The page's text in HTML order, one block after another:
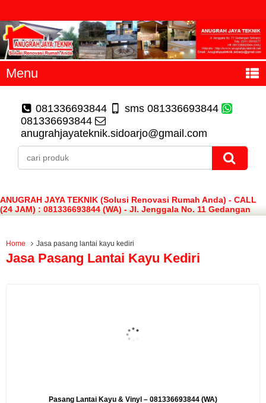
Menu
081336693844
sms 081336693844
081336693844
anugrahjayateknik.sidoarjo@gmail.com
ANUGRAH JAYA TEKNIK (Solusi Renovasi Rumah Anda) - CALL
(24 JAM) : 081336693844 (WA) - Jl. Jenggala No. 11 Gedangan
Sidoarjo
Home Jasa pasang lantai kayu kediri
Jasa Pasang Lantai Kayu Kediri
Pasang Lantai Kayu & Vinyl – 081336693844 (WA)